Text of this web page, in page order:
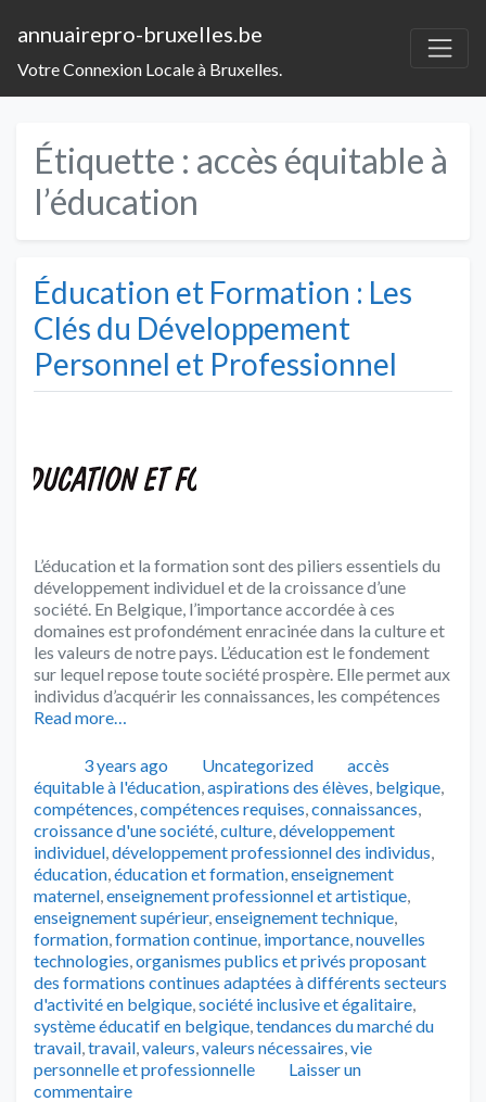
annuairepro-bruxelles.be
Votre Connexion Locale à Bruxelles.
Étiquette : accès équitable à
l’éducation
Éducation et Formation : Les
Clés du Développement
Personnel et Professionnel
L’éducation et la formation sont des piliers essentiels du
développement individuel et de la croissance d’une
société. En Belgique, l’importance accordée à ces
domaines est profondément enracinée dans la culture et
les valeurs de notre pays. L’éducation est le fondement
sur lequel repose toute société prospère. Elle permet aux
individus d’acquérir les connaissances, les compétences
Read more…
Publié3 years ago Catégories
Uncategorized Tags
accès
équitable à l'éducation,aspirations des élèves, belgique,
compétences,compétences requises,connaissances,
croissance d'une société,culture,développement
individuel,développement professionnel des individus,
éducation,éducation et formation,enseignement
maternel,enseignement professionnel et artistique,
enseignement supérieur,enseignement technique,
formation,formation continue, importance,nouvelles
technologies,organismes publics et privés proposant
des formations continues adaptées à différents secteurs
d'activité en belgique,société inclusive et égalitaire,
système éducatif en belgique,tendances du marché du
travail,travail,valeurs,valeurs nécessaires,vie
personnelle et professionnelle
Laisser un
commentaire